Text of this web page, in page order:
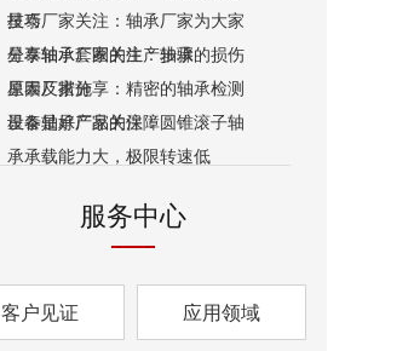
技巧
星泰厂家关注：轴承厂家为大家
分享轴承套圈的生产步骤
星泰轴承厂家关注：轴承的损伤
原因及措施
星泰厂家分享：精密的轴承检测
设备是好产品的保障
星泰轴承厂家关注：圆锥滚子轴
承承载能力大，极限转速低
服务中心
客户见证 应用领域